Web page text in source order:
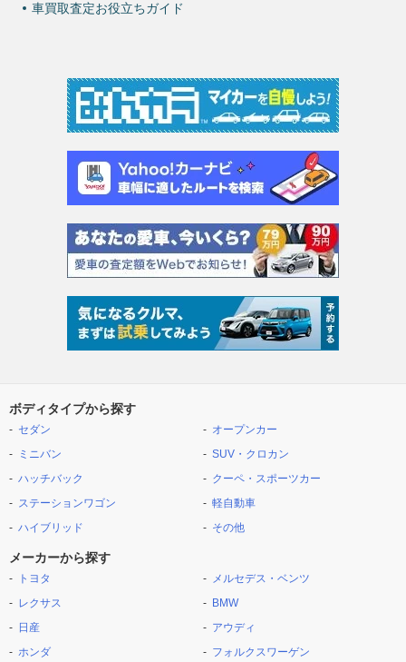
車買取査定お役立ちガイド
ボディタイプから探す
セダン
ミニバン
ハッチバック
ステーションワゴン
ハイブリッド
オープンカー
SUV・クロカン
クーペ・スポーツカー
軽自動車
その他
メーカーから探す
トヨタ
レクサス
日産
ホンダ
メルセデス・ベンツ
BMW
アウディ
フォルクスワーゲン